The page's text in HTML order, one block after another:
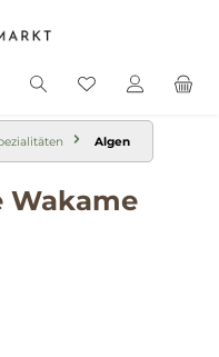
Algen
Wakame